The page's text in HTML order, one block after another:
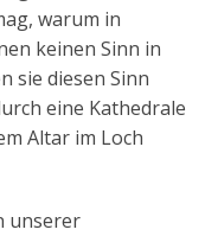
warum in
keinen Sinn in
sie diesen Sinn
eine Kathedrale
Altar im Loch
unserer